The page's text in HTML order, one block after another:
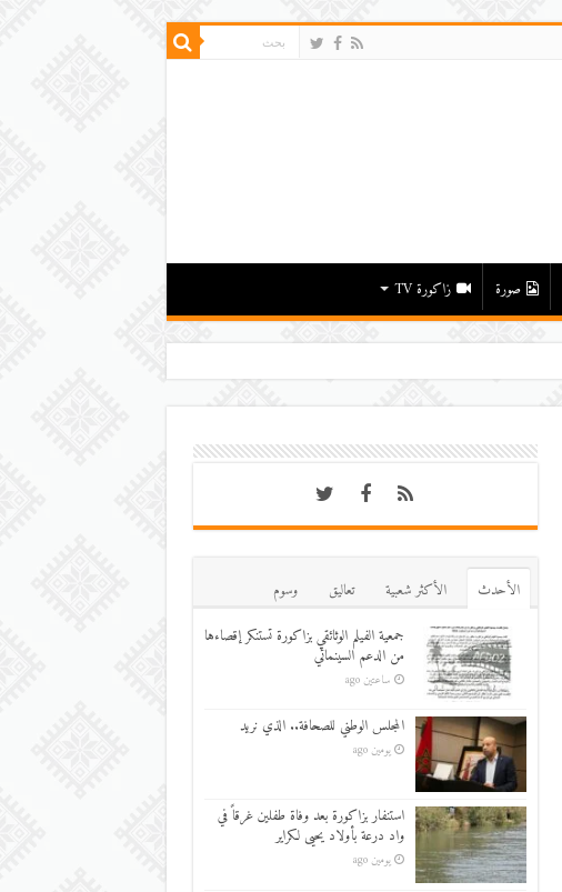
صورة زاكورة TV
اﻷحدث اﻷكثر شعبية تعاليق
وسوم
جمعية الفيلم الوثائقي بزاكورة تستنكر إقصاءها
من الدعم السينمائي
ساعتين ago
المجلس الوطني للصحافة.. الذي نريد
يومين ago
استنفار بزاكورة بعد وفاة طفلين غرقاً في
واد درعة بأولاد يحيى لكراير
يومين ago